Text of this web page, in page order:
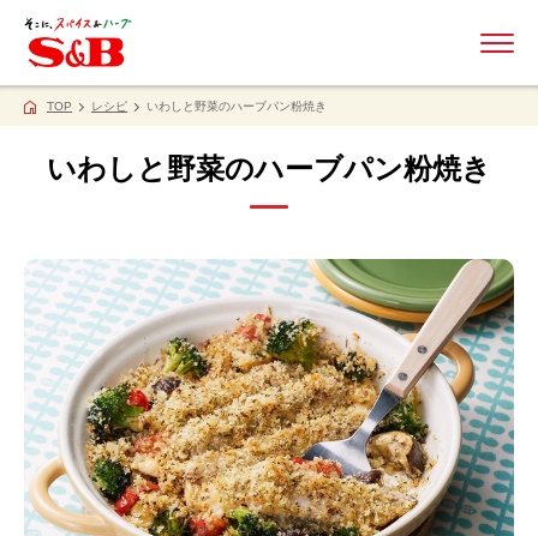
TOP レシピ いわしと野菜のハーブパン粉焼き
いわしと野菜のハーブパン粉焼き